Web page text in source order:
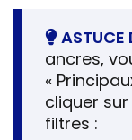
ASTUCE
ancres,
«
cliquer sur
filtres :